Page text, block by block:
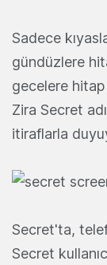
Sadece
gündüzlere
gecelere hitap
Zira Secret
itiraflarla
Secret'ta,
Secret